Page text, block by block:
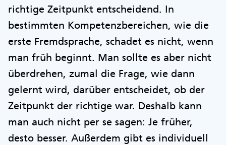
richtige Zeitpunkt entscheidend. In
bestimmten Kompetenzbereichen, wie die
erste Fremdsprache, schadet es nicht, wenn
man früh beginnt. Man sollte es aber nicht
überdrehen, zumal die Frage, wie dann
gelernt wird, darüber entscheidet, ob der
Zeitpunkt der richtige war. Deshalb kann
man auch nicht per se sagen: Je früher,
desto besser. Außerdem gibt es individuell